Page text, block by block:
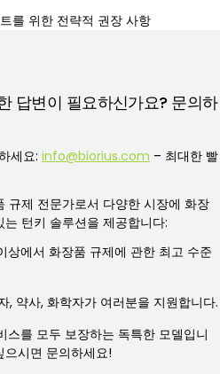
를 위한 전략적 권장 사항
답변이 필요하신가요? 문의하
세요: info@biorius.com – 최대한 빨
규제 전문가로서 다양한 시장에 화장
턴키 솔루션을 제공합니다:
상에서 화장품 규제에 관한 최고 수준
, 약사, 화학자가 여러분을 지원합니다.
스를 모두 보장하는 독특한 모델입니
으시면 문의하세요!